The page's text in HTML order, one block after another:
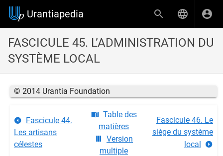
Urantiapedia
FASCICULE 45. L’ADMINISTRATION DU
SYSTÈME LOCAL
© 2014 Urantia Foundation
Fascicule 44.
Les artisans
célestes
Table des
matières
Version
multiple
Fascicule 46. Le
siège du système
local